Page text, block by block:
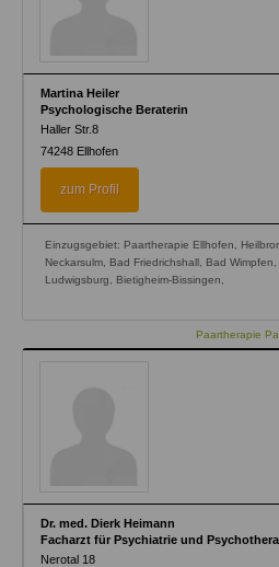
Martina Heiler
Psychologische Beraterin
Haller Str.8
74248 Ellhofen
zum Profil
Einzugsgebiet: Paartherapie Ellhofen,
Neckarsulm, Bad Friedrichshall, Bad
Ludwigsburg, Bietigheim-Bissingen,
Paartherapie
Dr. med. Dierk Heimann
Facharzt für Psychiatrie und
Nerotal 18